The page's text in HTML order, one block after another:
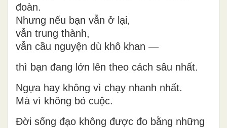
đoàn.
Nhưng nếu bạn vẫn ở lại,
vẫn trung thành,
vẫn cầu nguyện dù khô khan —
thì bạn đang lớn lên theo cách sâu nhất.
Ngựa hay không vì chạy nhanh nhất.
Mà vì không bỏ cuộc.
Đời sống đạo không được đo bằng những